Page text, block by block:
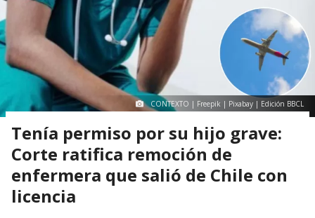
CONTEXTO | Freepik | Pixabay | Edición BBCL
Tenía permiso por su hijo grave:
Corte ratifica remoción de
enfermera que salió de Chile con
licencia